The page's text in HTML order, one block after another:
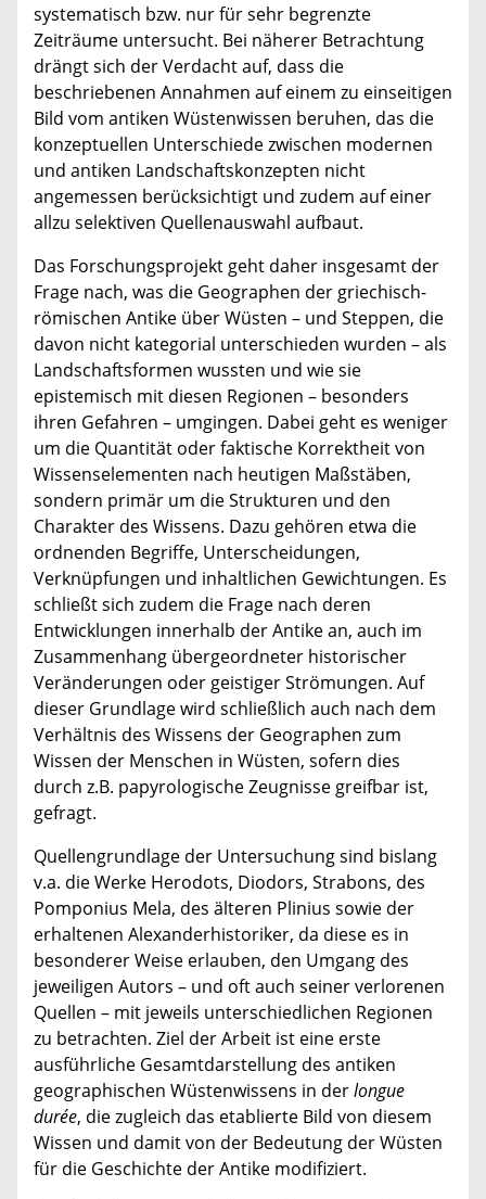
systematisch bzw. nur für sehr begrenzte
Zeiträume untersucht. Bei näherer Betrachtung
drängt sich der Verdacht auf, dass die
beschriebenen Annahmen auf einem zu einseitigen
Bild vom antiken Wüstenwissen beruhen, das die
konzeptuellen Unterschiede zwischen modernen
und antiken Landschaftskonzepten nicht
angemessen berücksichtigt und zudem auf einer
allzu selektiven Quellenauswahl aufbaut.
Das Forschungsprojekt geht daher insgesamt der
Frage nach, was die Geographen der griechisch-
römischen Antike über Wüsten – und Steppen, die
davon nicht kategorial unterschieden wurden – als
Landschaftsformen wussten und wie sie
epistemisch mit diesen Regionen – besonders
ihren Gefahren – umgingen. Dabei geht es weniger
um die Quantität oder faktische Korrektheit von
Wissenselementen nach heutigen Maßstäben,
sondern primär um die Strukturen und den
Charakter des Wissens. Dazu gehören etwa die
ordnenden Begriffe, Unterscheidungen,
Verknüpfungen und inhaltlichen Gewichtungen. Es
schließt sich zudem die Frage nach deren
Entwicklungen innerhalb der Antike an, auch im
Zusammenhang übergeordneter historischer
Veränderungen oder geistiger Strömungen. Auf
dieser Grundlage wird schließlich auch nach dem
Verhältnis des Wissens der Geographen zum
Wissen der Menschen in Wüsten, sofern dies
durch z.B. papyrologische Zeugnisse greifbar ist,
gefragt.
Quellengrundlage der Untersuchung sind bislang
v.a. die Werke Herodots, Diodors, Strabons, des
Pomponius Mela, des älteren Plinius sowie der
erhaltenen Alexanderhistoriker, da diese es in
besonderer Weise erlauben, den Umgang des
jeweiligen Autors – und oft auch seiner verlorenen
Quellen – mit jeweils unterschiedlichen Regionen
zu betrachten. Ziel der Arbeit ist eine erste
ausführliche Gesamtdarstellung des antiken
geographischen Wüstenwissens in derlongue
durée, die zugleich das etablierte Bild von diesem
Wissen und damit von der Bedeutung der Wüsten
für die Geschichte der Antike modifiziert.